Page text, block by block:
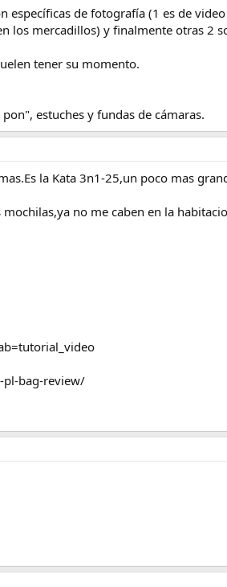
de fotografía (1 es de
los mercadillos) y finalmente otras 2
tener su momento.
estuches y fundas de cámaras.
la Kata 3n1-25,un poco mas
no me caben en la
bag-review/